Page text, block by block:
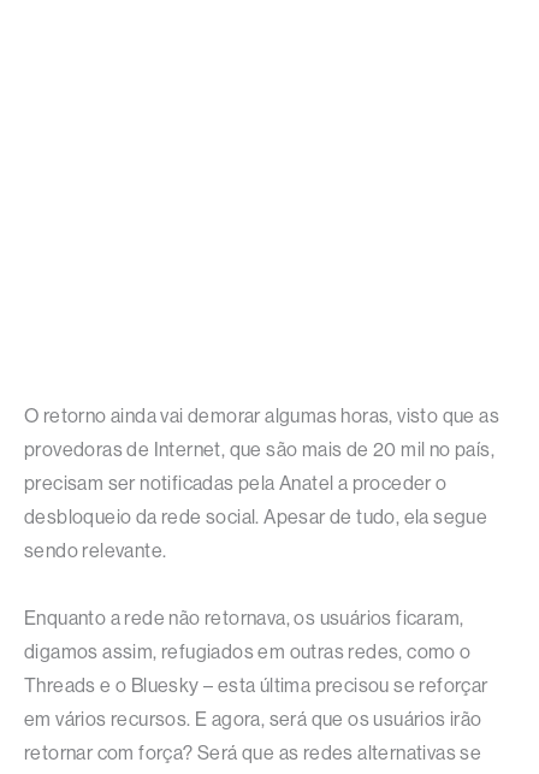
O retorno ainda vai demorar algumas horas, visto que as
provedoras de Internet, que são mais de 20 mil no país,
precisam ser notificadas pela Anatel a proceder o
desbloqueio da rede social. Apesar de tudo, ela segue
sendo relevante.
Enquanto a rede não retornava, os usuários ficaram,
digamos assim, refugiados em outras redes, como o
Threads e o Bluesky – esta última precisou se reforçar
em vários recursos. E agora, será que os usuários irão
retornar com força? Será que as redes alternativas se